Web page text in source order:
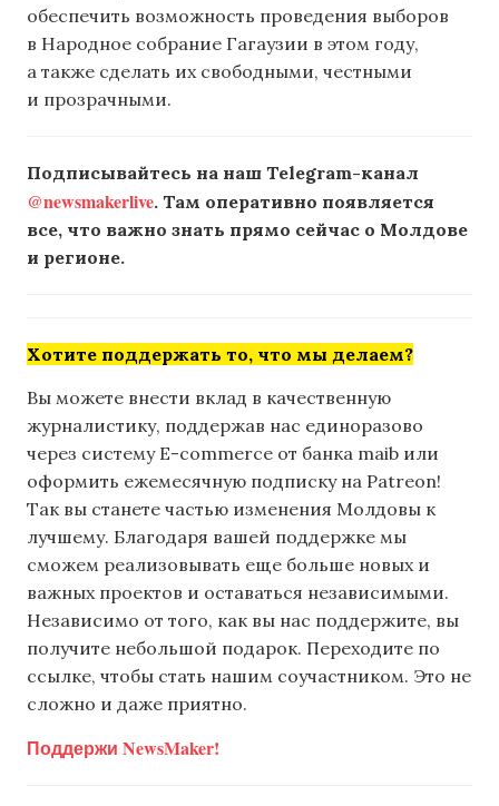
обеспечить возможность проведения выборов
в Народное собрание Гагаузии в этом году,
а также сделать их свободными, честными
и прозрачными.
Подписывайтесь на наш Telegram-канал
@newsmakerlive. Там оперативно появляется
все, что важно знать прямо сейчас о Молдове
и регионе.
Хотите поддержать то, что мы делаем?
Вы можете внести вклад в качественную
журналистику, поддержав нас единоразово
через систему E-commerce от банка maib или
оформить ежемесячную подписку на Patreon!
Так вы станете частью изменения Молдовы к
лучшему. Благодаря вашей поддержке мы
сможем реализовывать еще больше новых и
важных проектов и оставаться независимыми.
Независимо от того, как вы нас поддержите, вы
получите небольшой подарок. Переходите по
ссылке, чтобы стать нашим соучастником. Это не
сложно и даже приятно.
Поддержи NewsMaker!